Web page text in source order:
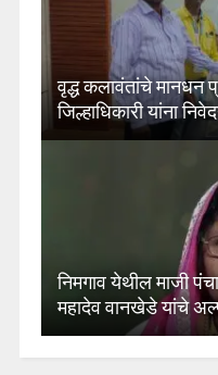
वृद्ध कलावंतांचे मानधन
जिल्हाधिकारी यांना
निमगाव येथील माजी
महादेव वानखेडे यांचे